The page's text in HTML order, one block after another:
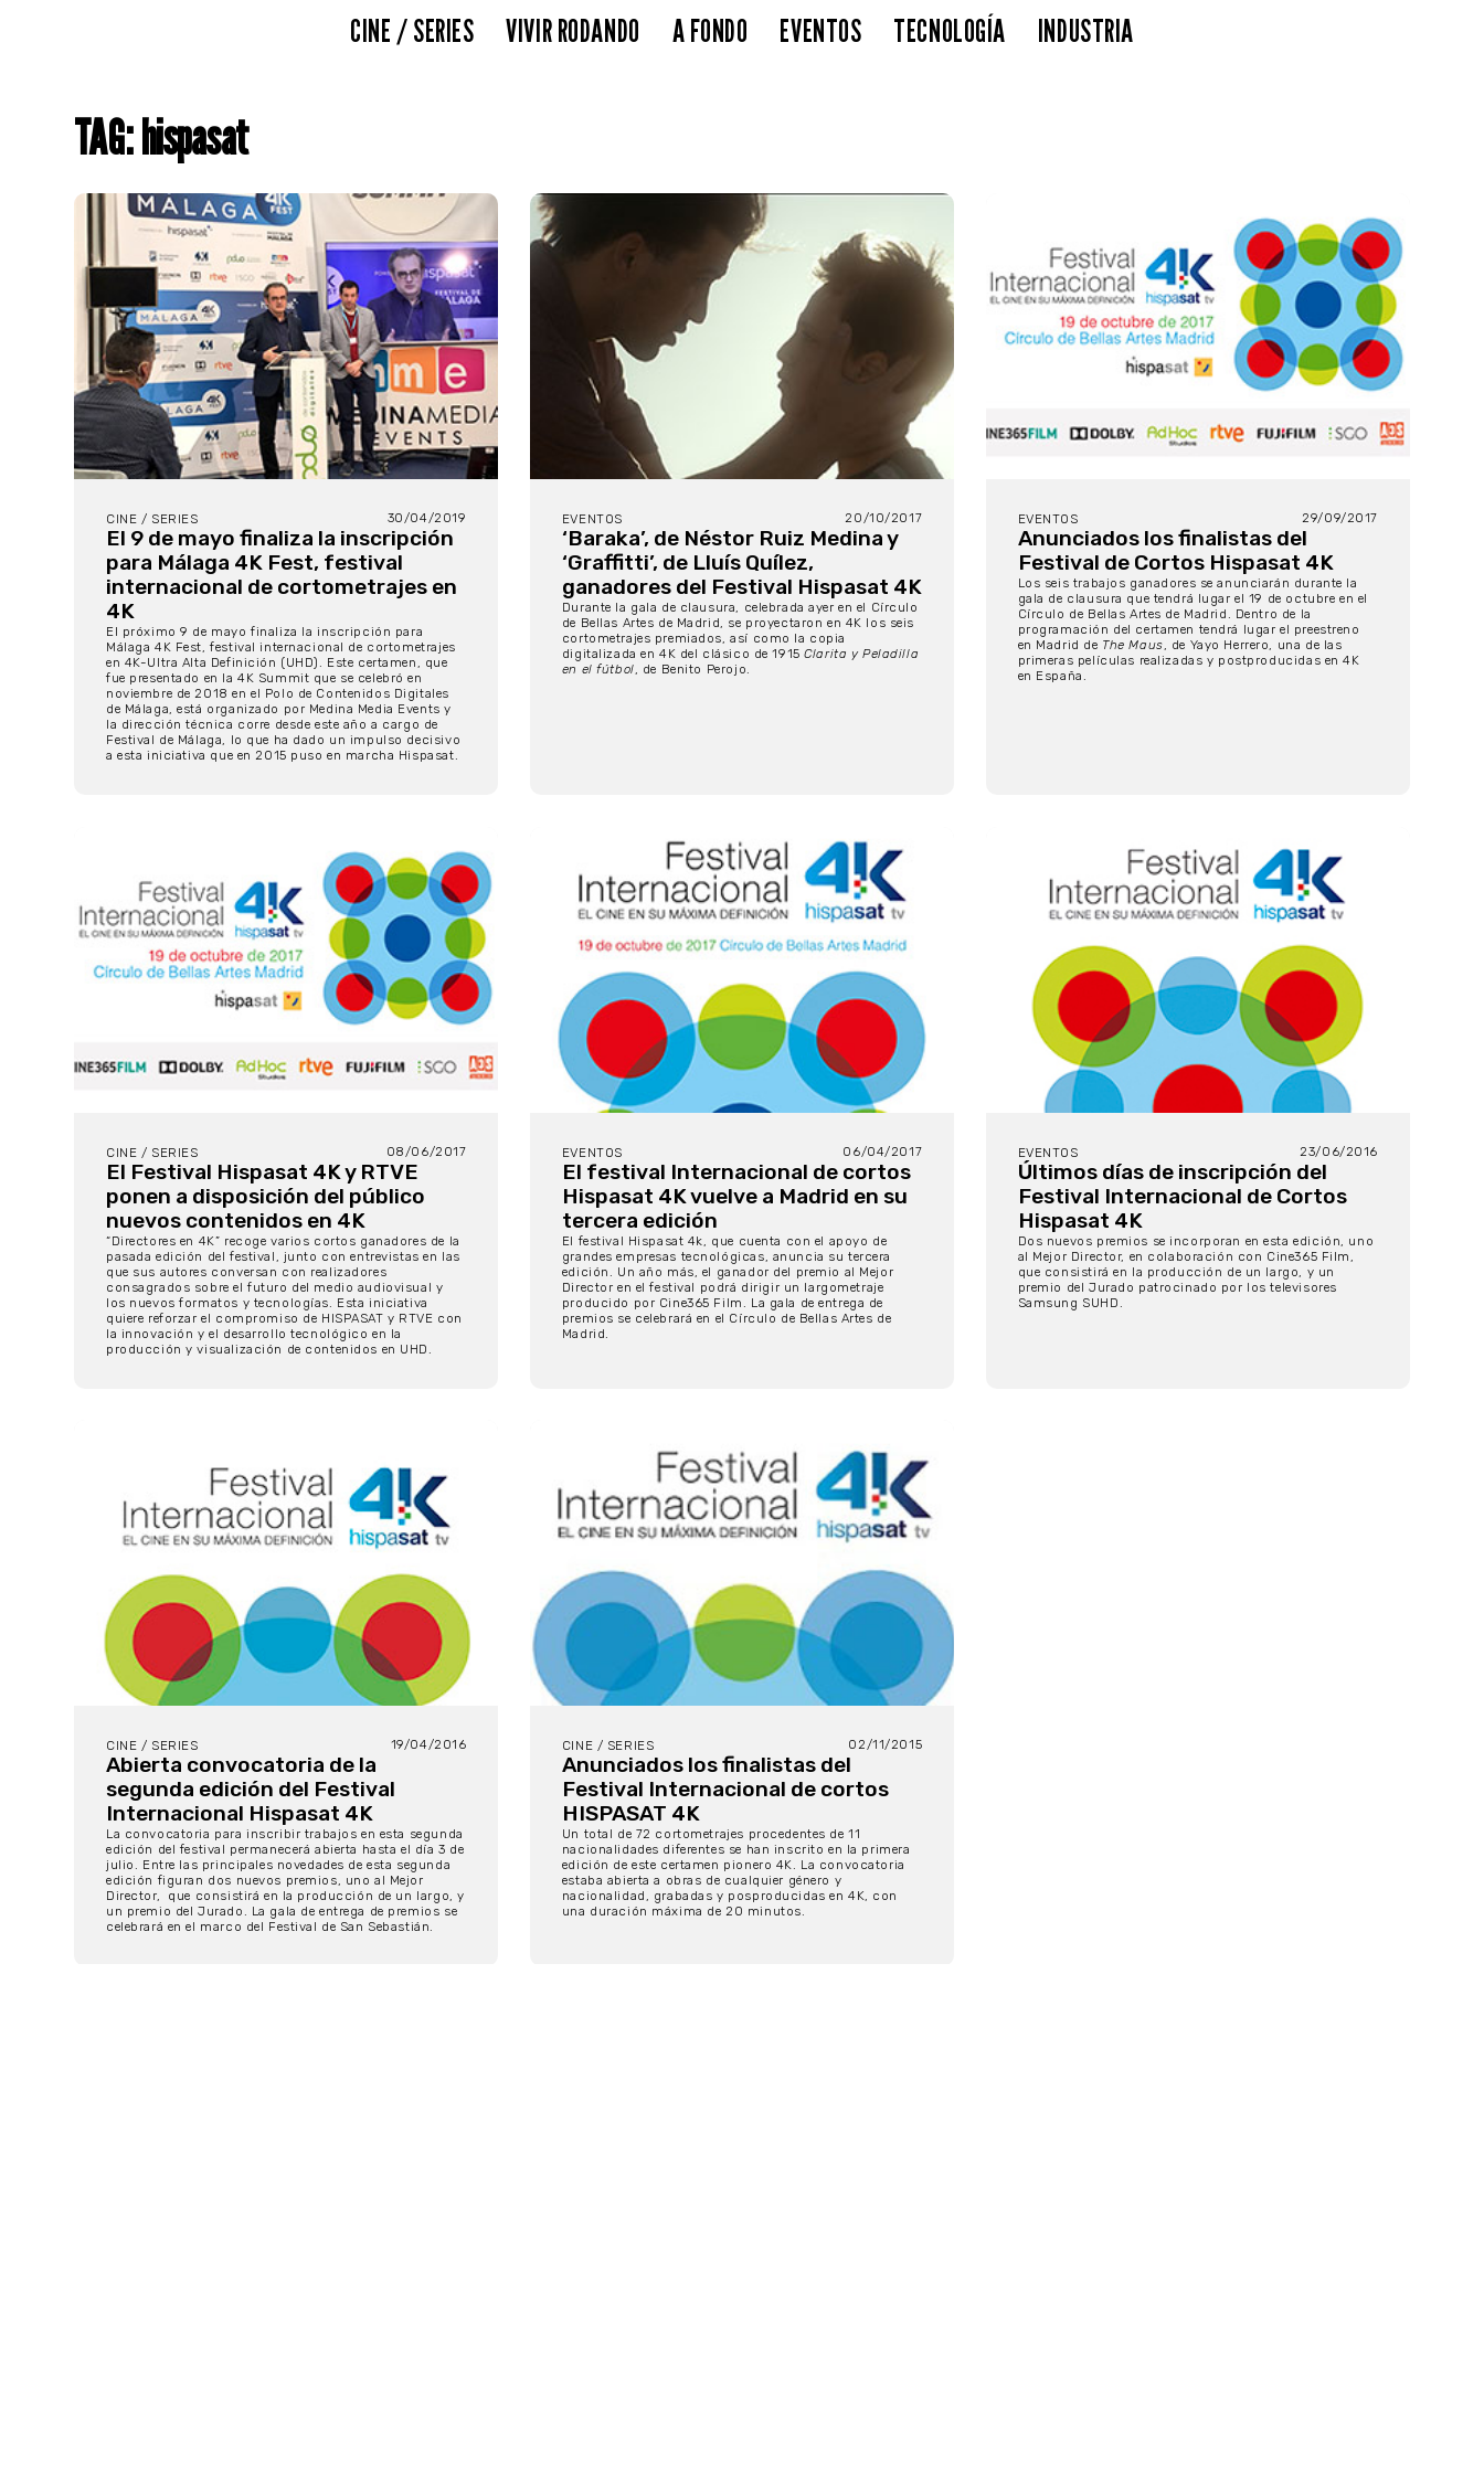
CINE / SERIES VIVIR RODANDO A FONDO EVENTOS TECNOLOGÍA INDUSTRIA
TAG: hispasat
CINE / SERIES 30/04/2019
El 9 de mayo finaliza la inscripción
para Málaga 4K Fest, festival
internacional de cortometrajes en
4K
El próximo 9 de mayo finaliza la inscripción para
Málaga 4K Fest, festival internacional de cortometrajes
en 4K-Ultra Alta Definición (UHD). Este certamen, que
fue presentado en la 4K Summit que se celebró en
noviembre de 2018 en el Polo de Contenidos Digitales
de Málaga, está organizado por Medina Media Events y
la dirección técnica corre desde este año a cargo de
Festival de Málaga, lo que ha dado un impulso decisivo
a esta iniciativa que en 2015 puso en marcha Hispasat.
EVENTOS 20/10/2017
‘Baraka’, de Néstor Ruiz Medina y
‘Graffitti’, de Lluís Quílez,
ganadores del Festival Hispasat 4K
Durante la gala de clausura, celebrada ayer en el Círculo
de Bellas Artes de Madrid, se proyectaron en 4K los seis
cortometrajes premiados, así como la copia
digitalizada en 4K del clásico de 1915Clarita y Peladilla
en el fútbol, de Benito Perojo.
EVENTOS 29/09/2017
Anunciados los finalistas del
Festival de Cortos Hispasat 4K
Los seis trabajos ganadores se anunciarán durante la
gala de clausura que tendrá lugar el 19 de octubre en el
Círculo de Bellas Artes de Madrid. Dentro de la
programación del certamen tendrá lugar el preestreno
en Madrid de The Maus, de Yayo Herrero, una de las
primeras películas realizadas y postproducidas en 4K
en España.
CINE / SERIES 08/06/2017
El Festival Hispasat 4K y RTVE
ponen a disposición del público
nuevos contenidos en 4K
“Directores en 4K” recoge varios cortos ganadores de la
pasada edición del festival, junto con entrevistas en las
que sus autores conversan con realizadores
consagrados sobre el futuro del medio audiovisual y
los nuevos formatos y tecnologías. Esta iniciativa
quiere reforzar el compromiso de HISPASAT y RTVE con
la innovación y el desarrollo tecnológico en la
producción y visualización de contenidos en UHD.
EVENTOS 06/04/2017
El festival Internacional de cortos
Hispasat 4K vuelve a Madrid en su
tercera edición
El festival Hispasat 4k, que cuenta con el apoyo de
grandes empresas tecnológicas, anuncia su tercera
edición. Un año más, el ganador del premio al Mejor
Director en el festival podrá dirigir un largometraje
producido por Cine365 Film. La gala de entrega de
premios se celebrará en el Círculo de Bellas Artes de
Madrid.
EVENTOS 23/06/2016
Últimos días de inscripción del
Festival Internacional de Cortos
Hispasat 4K
Dos nuevos premios se incorporan en esta edición, uno
al Mejor Director, en colaboración con Cine365 Film,
que consistirá en la producción de un largo, y un
premio del Jurado patrocinado por los televisores
Samsung SUHD.
CINE / SERIES 19/04/2016
Abierta convocatoria de la
segunda edición del Festival
Internacional Hispasat 4K
La convocatoria para inscribir trabajos en esta segunda
edición del festival permanecerá abierta hasta el día 3 de
julio. Entre las principales novedades de esta segunda
edición figuran dos nuevos premios, uno al Mejor
Director, que consistirá en la producción de un largo, y
un premio del Jurado. La gala de entrega de premios se
celebrará en el marco del Festival de San Sebastián.
CINE / SERIES 02/11/2015
Anunciados los finalistas del
Festival Internacional de cortos
HISPASAT 4K
Un total de 72 cortometrajes procedentes de 11
nacionalidades diferentes se han inscrito en la primera
edición de este certamen pionero 4K. La convocatoria
estaba abierta a obras de cualquier género y
nacionalidad, grabadas y posproducidas en 4K, con
una duración máxima de 20 minutos.